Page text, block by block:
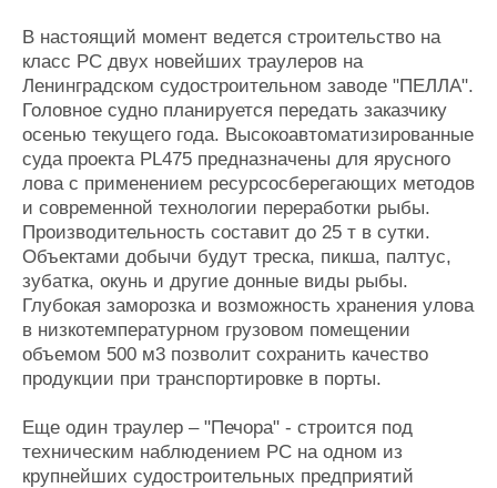
В настоящий момент ведется строительство на
класс РС двух новейших траулеров на
Ленинградском судостроительном заводе "ПЕЛЛА".
Головное судно планируется передать заказчику
осенью текущего года. Высокоавтоматизированные
суда проекта PL475 предназначены для ярусного
лова с применением ресурсосберегающих методов
и современной технологии переработки рыбы.
Производительность составит до 25 т в сутки.
Объектами добычи будут треска, пикша, палтус,
зубатка, окунь и другие донные виды рыбы.
Глубокая заморозка и возможность хранения улова
в низкотемпературном грузовом помещении
объемом 500 м3 позволит сохранить качество
продукции при транспортировке в порты.
Еще один траулер – "Печора" - строится под
техническим наблюдением РС на одном из
крупнейших судостроительных предприятий